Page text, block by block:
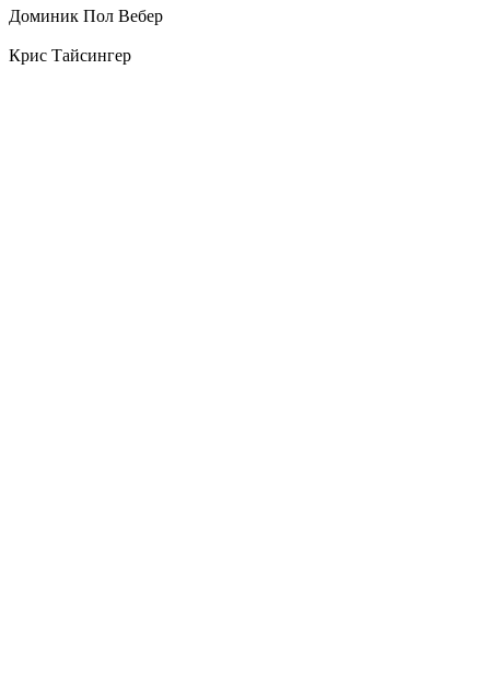
Доминик Пол Вебер
Крис Тайсингер